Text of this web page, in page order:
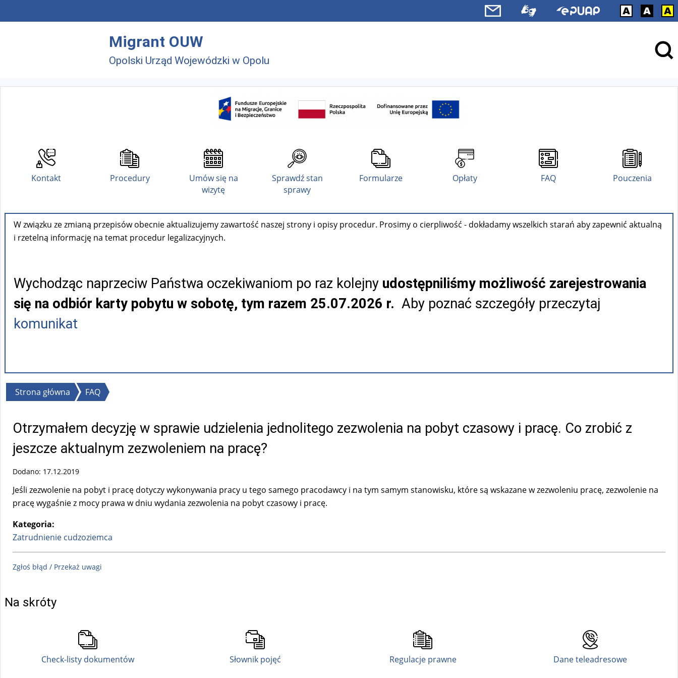
Migrant OUW
Opolski Urząd Wojewódzki w Opolu
Kontakt Procedury
Umów się na
wizytę
Sprawdź stan
sprawy
Formularze Opłaty FAQ Pouczenia
W związku ze zmianą przepisów obecnie aktualizujemy zawartość naszej strony i opisy procedur. Prosimy o cierpliwość - dokładamy wszelkich starań aby zapewnić aktualną
i rzetelną informację na temat procedur legalizacyjnych.
Wychodząc naprzeciw Państwa oczekiwaniom po raz kolejny udostępniliśmy możliwość zarejestrowania
się na odbiór karty pobytu w sobotę, tym razem 25.07.2026 r. Aby poznać szczegóły przeczytaj
komunikat
Jesteś
Strona główna FAQ
Otrzymałem decyzję w sprawie udzielenia jednolitego zezwolenia na pobyt czasowy i pracę. Co zrobić z
jeszcze aktualnym zezwoleniem na pracę?
Dodano: 17.12.2019
Jeśli zezwolenie na pobyt i pracę dotyczy wykonywania pracy u tego samego pracodawcy i na tym samym stanowisku, które są wskazane w zezwoleniu pracę, zezwolenie na
pracę wygaśnie z mocy prawa w dniu wydania zezwolenia na pobyt czasowy i pracę.
Kategoria:
Zatrudnienie cudzoziemca
Zgłoś błąd / Przekaż uwagi
Na skróty
Check-listy dokumentów Słownik pojęć Regulacje prawne Dane teleadresowe